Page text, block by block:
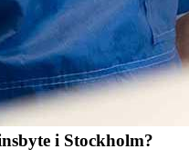
i Stockholm?